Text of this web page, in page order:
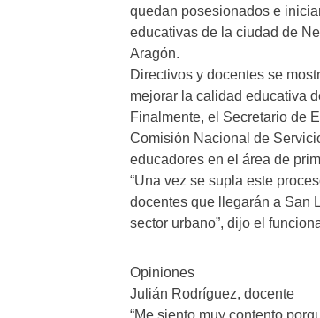
quedan posesionados e
educativas de la ciudad de
Aragón.
Directivos y docentes se
mejorar la calidad educativa
Finalmente, el Secretario de
Comisión Nacional de
educadores en el área de
“Una vez se supla este
docentes que llegarán a San
sector urbano”, dijo el
Opiniones
Julián Rodríguez, docente
“Me siento muy contento